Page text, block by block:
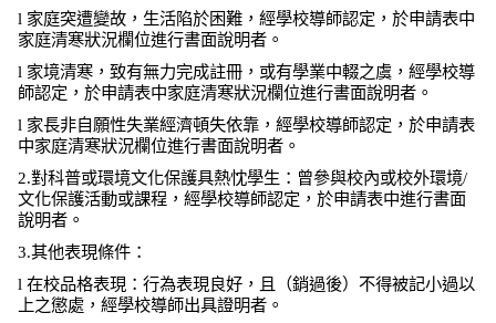
l 家庭突遭變故，生活陷於困難，經學校導師認定，於申請表中
家庭清寒狀況欄位進行書面說明者。
l 家境清寒，致有無力完成註冊，或有學業中輟之虞，經學校導
師認定，於申請表中家庭清寒狀況欄位進行書面說明者。
l 家長非自願性失業經濟頓失依靠，經學校導師認定，於申請表
中家庭清寒狀況欄位進行書面說明者。
2.對科普或環境文化保護具熱忱學生：曾參與校內或校外環境/
文化保護活動或課程，經學校導師認定，於申請表中進行書面
說明者。
3.其他表現條件：
l 在校品格表現：行為表現良好，且（銷過後）不得被記小過以
上之懲處，經學校導師出具證明者。